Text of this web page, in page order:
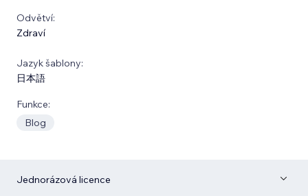
Odvětví:
Zdraví
Jazyk šablony:
日本語
Funkce:
Blog
Jednorázová licence